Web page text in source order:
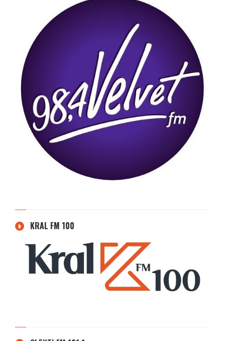
KRAL FM 100